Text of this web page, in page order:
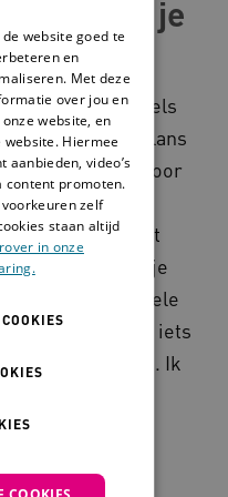
ben je
Beer die inmiddels
bij Vilans
door
ben je niet
accepteren van je
van je emotionele
Pas als je zelf iets
ander helpen. Ik
gedaan.’
website goed te
en
Met deze
over jou en
website, en
Hiermee
aanbieden, video’s
content promoten.
zelf
staan altijd
in onze
COOKIES